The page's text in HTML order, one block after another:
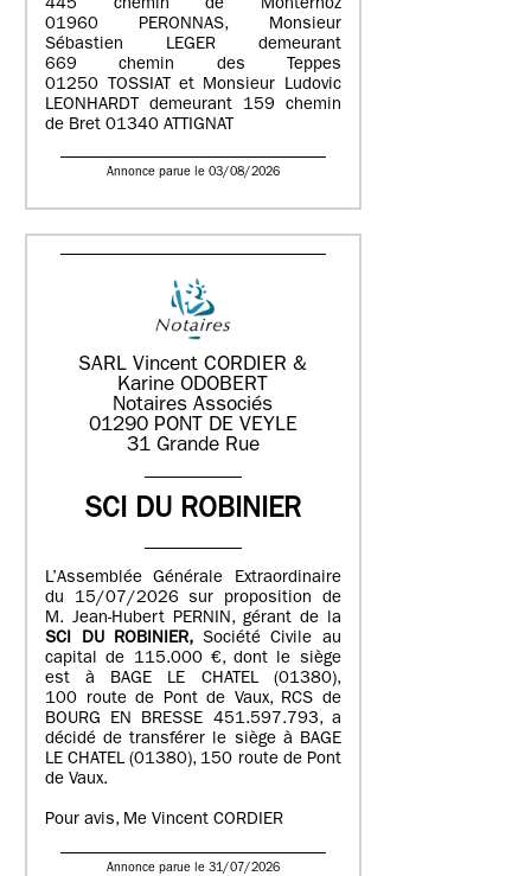
445 chemin de Monternoz
01960 PERONNAS, Monsieur
Sébastien LEGER demeurant
669 chemin des Teppes
01250 TOSSIAT et Monsieur Ludovic
LEONHARDT demeurant 159 chemin
de Bret 01340 ATTIGNAT
Annonce parue le 03/08/2026
SARL Vincent CORDIER &
Karine ODOBERT
Notaires Associés
01290 PONT DE VEYLE
31 Grande Rue
SCI DU ROBINIER
L’Assemblée Générale Extraordinaire
du 15/07/2026 sur proposition de
M. Jean-Hubert PERNIN, gérant de la
SCI DU ROBINIER, Société Civile au
capital de 115.000 €, dont le siège
est à BAGE LE CHATEL (01380),
100 route de Pont de Vaux, RCS de
BOURG EN BRESSE 451.597.793, a
décidé de transférer le siège à BAGE
LE CHATEL (01380), 150 route de Pont
de Vaux.
Pour avis, Me Vincent CORDIER
Annonce parue le 31/07/2026